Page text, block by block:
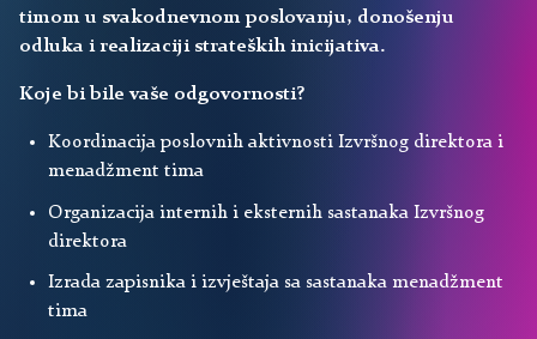
timom u svakodnevnom poslovanju, donošenju
odluka i realizaciji strateških inicijativa.
Koje bi bile vaše odgovornosti?
Koordinacija poslovnih aktivnosti Izvršnog direktora i
menadžment tima
Organizacija internih i eksternih sastanaka Izvršnog
direktora
Izrada zapisnika i izvještaja sa sastanaka menadžment
tima